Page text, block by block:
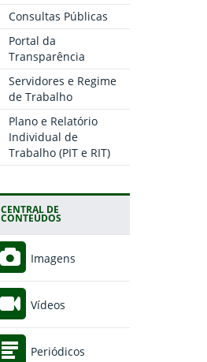
Consultas Públicas
Portal da
Transparência
Servidores e Regime
de Trabalho
Plano e Relatório
Individual de
Trabalho (PIT e RIT)
CENTRAL DE
CONTEÚDOS
Imagens
Vídeos
Periódicos